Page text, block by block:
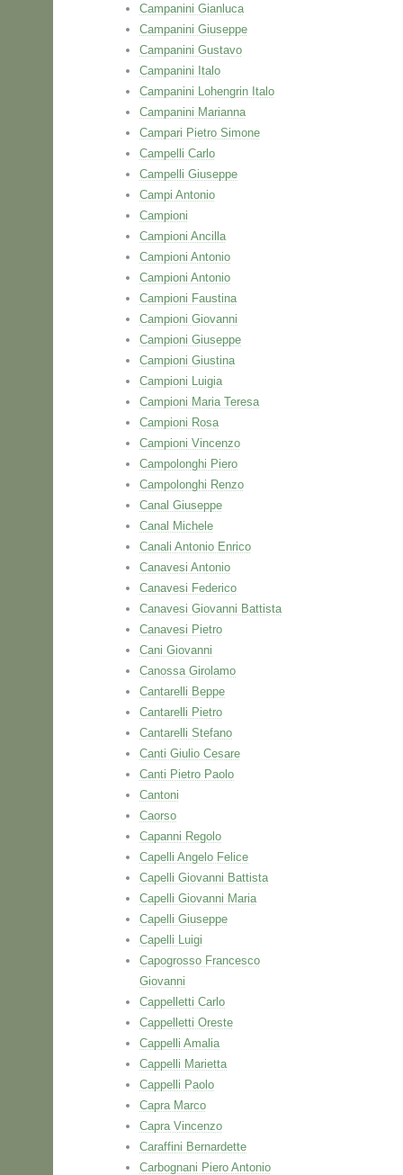
Campanini Gianluca
Campanini Giuseppe
Campanini Gustavo
Campanini Italo
Campanini Lohengrin Italo
Campanini Marianna
Campari Pietro Simone
Campelli Carlo
Campelli Giuseppe
Campi Antonio
Campioni
Campioni Ancilla
Campioni Antonio
Campioni Antonio
Campioni Faustina
Campioni Giovanni
Campioni Giuseppe
Campioni Giustina
Campioni Luigia
Campioni Maria Teresa
Campioni Rosa
Campioni Vincenzo
Campolonghi Piero
Campolonghi Renzo
Canal Giuseppe
Canal Michele
Canali Antonio Enrico
Canavesi Antonio
Canavesi Federico
Canavesi Giovanni Battista
Canavesi Pietro
Cani Giovanni
Canossa Girolamo
Cantarelli Beppe
Cantarelli Pietro
Cantarelli Stefano
Canti Giulio Cesare
Canti Pietro Paolo
Cantoni
Caorso
Capanni Regolo
Capelli Angelo Felice
Capelli Giovanni Battista
Capelli Giovanni Maria
Capelli Giuseppe
Capelli Luigi
Capogrosso Francesco
Giovanni
Cappelletti Carlo
Cappelletti Oreste
Cappelli Amalia
Cappelli Marietta
Cappelli Paolo
Capra Marco
Capra Vincenzo
Caraffini Bernardette
Carbognani Piero Antonio